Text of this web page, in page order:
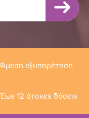
Άμεση εξυπηρέτηση
Έως 12 άτοκες δόσεις